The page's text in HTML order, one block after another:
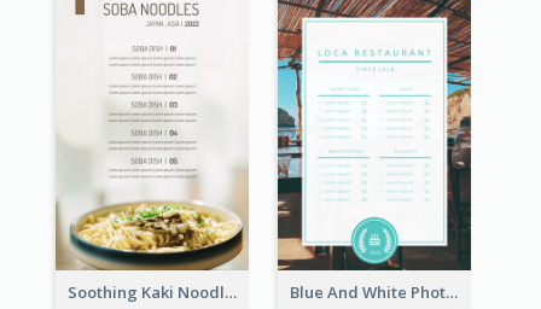
Soothing Kaki Noodle Modern Menu Design Blue And White Photo Seaside Restaurant Menu